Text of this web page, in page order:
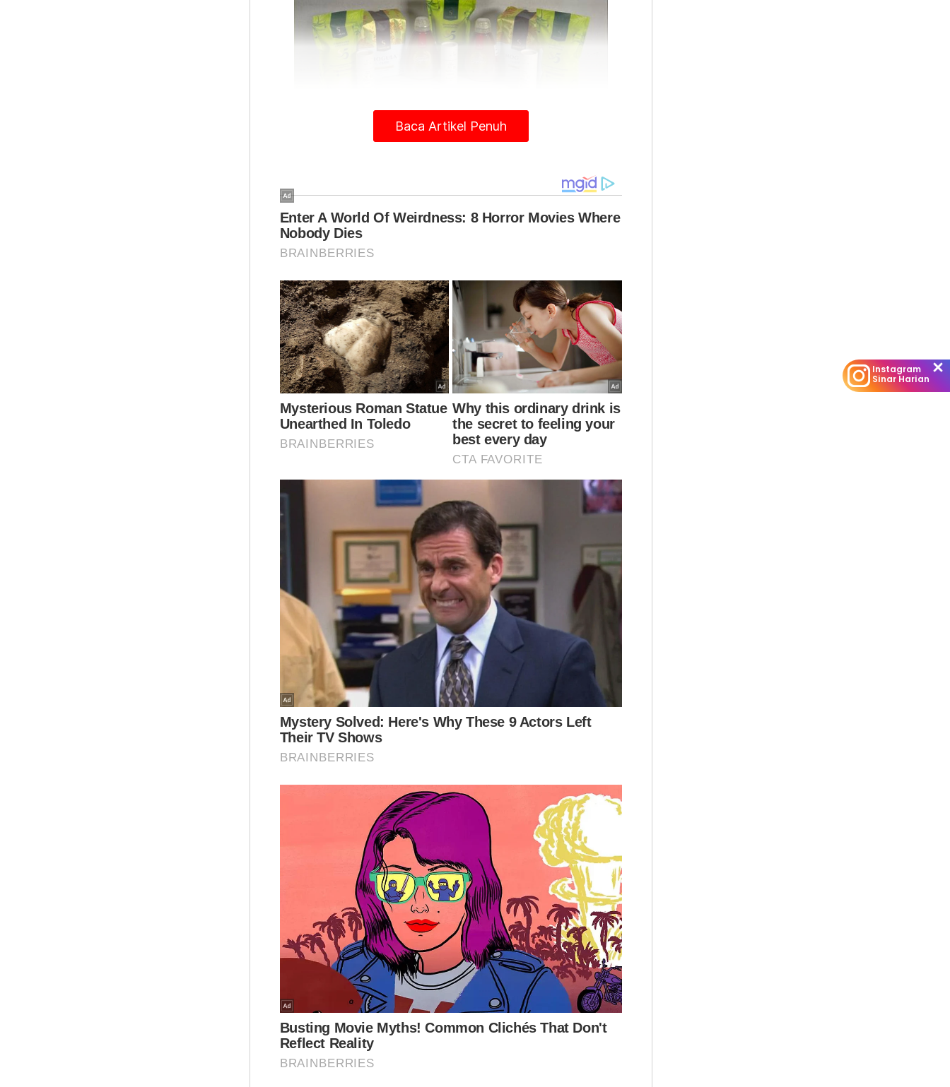
SweetLAB mempunyai empat produk iaitu SweetLAB S5 Granulated
Sweetener, SweetLAB Zero Sugar Syrup, SweetLAB Zero Calorie Drop
“Peningkatan penyakit disebabkan penggunaan
gula putih berlebihan menyebabkan rakyat
“Produk makanan kesihatan yang kita hasilkan ini
adalah alternatif untuk menggantikan gula putih.
“Memandangkan produk terbabit adalah 100
peratus bahan semula jadi, ia selamat diamalkan
semua lapisan masyarakat termasuk penghidap
diabetes,” katanya kepada Sinar Harian.
Katanya, selain halal, produk SweetLAB mengikut
piawaian yang ditetapkan Akta Makanan 1983.
“Kami berada di pasaran bukan untuk bersaing
tetapi ingin memberikan pilihan terbaik kepada
pengguna. Dengan pengganti gula ini, paling tidak
mereka boleh menikmatinya tanpa rasa ragu dan
was-was.
Kerajaan lulus 37 syarikat import 285,700 tan metrik
gula putih
MB nafi roboh Stadium Shah Alam untuk PRN
Stadium Shah Alam bakal mula diroboh awal Oktober
“Produk SweetLAB adalah pilihan yang tepat untuk
menambah rasa manis pada makanan dan
minuman pengguna. Terdapat banyak sebab selain
pengurusan berat badan yang menjadikan
SweetLAB sebagai bahagian penting dalam diet
mereka.
“Produk kami boleh digunakan untuk pelbagai jenis
makanan dan minuman serta perasa sebagai
pengganti gula. Ini kerana pemanis yang sihat harus
menjadi bahagian penting dari pengambilan harian
Baca Artikel Penuh
Instagram
Sinar Harian